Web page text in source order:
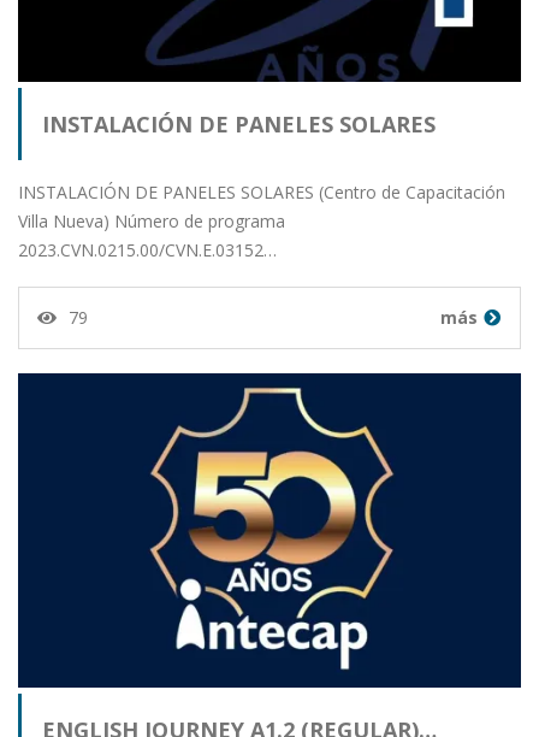
INSTALACIÓN DE PANELES SOLARES
INSTALACIÓN DE PANELES SOLARES (Centro de Capacitación
Villa Nueva) Número de programa
2023.CVN.0215.00/CVN.E.03152…
79 más
ENGLISH JOURNEY A1.2 (REGULAR)…